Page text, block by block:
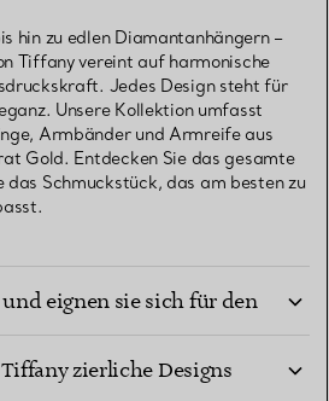
hin zu edlen Diamantanhängern –
Tiffany vereint auf harmonische
Jedes Design steht für
Unsere Kollektion umfasst
Armbänder und Armreife aus
Gold. Entdecken Sie das gesamte
das Schmuckstück, das am besten zu
eignen sie sich für den
Ikonen wie T by
zierliche Designs
Halsketten und